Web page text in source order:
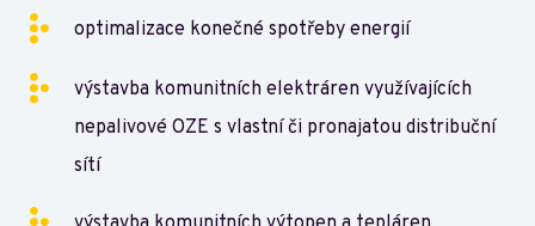
optimalizace konečné spotřeby energií
výstavba komunitních elektráren využívajících
nepalivové OZE s vlastní či pronajatou distribuční
sítí